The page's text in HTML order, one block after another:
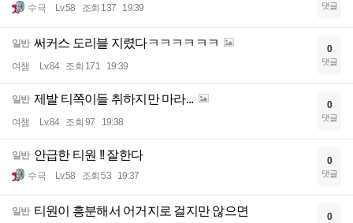
수극 Lv.58 조회 137 19:39 댓글
일반 써커스 도리블 지렸다ㅋㅋㅋㅋㅋㅋ
여챔 Lv.84 조회 171 19:39
0
댓글
일반 제발 티쪽이들 취하지만 마라...
여챔 Lv.84 조회 97 19:38
0
댓글
일반 안급한 티원 !! 잘한다
수극 Lv.58 조회 53 19:37
0
댓글
일반 티원이 흥분해서 어거지로 걸지만 않으면 0